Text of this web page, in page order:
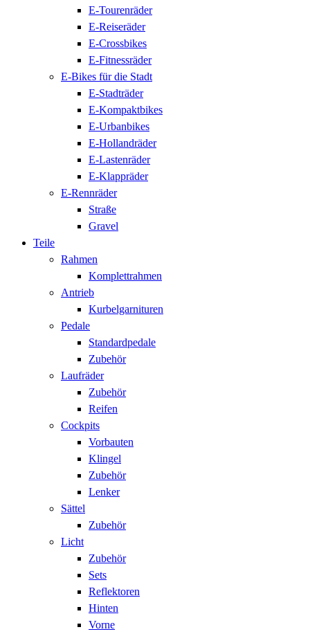
E-Tourenräder
E-Reiseräder
E-Crossbikes
E-Fitnessräder
E-Bikes für die Stadt
E-Stadträder
E-Kompaktbikes
E-Urbanbikes
E-Hollandräder
E-Lastenräder
E-Klappräder
E-Rennräder
Straße
Gravel
Teile
Rahmen
Komplettrahmen
Antrieb
Kurbelgarnituren
Pedale
Standardpedale
Zubehör
Laufräder
Zubehör
Reifen
Cockpits
Vorbauten
Klingel
Zubehör
Lenker
Sättel
Zubehör
Licht
Zubehör
Sets
Reflektoren
Hinten
Vorne